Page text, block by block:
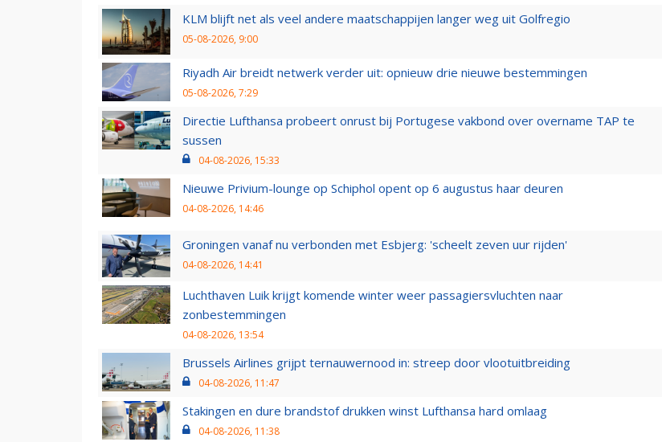
KLM blijft net als veel andere maatschappijen langer weg uit Golfregio
05-08-2026, 9:00
Riyadh Air breidt netwerk verder uit: opnieuw drie nieuwe bestemmingen
05-08-2026, 7:29
Directie Lufthansa probeert onrust bij Portugese vakbond over overname TAP te
sussen
04-08-2026, 15:33
Nieuwe Privium-lounge op Schiphol opent op 6 augustus haar deuren
04-08-2026, 14:46
Groningen vanaf nu verbonden met Esbjerg: 'scheelt zeven uur rijden'
04-08-2026, 14:41
Luchthaven Luik krijgt komende winter weer passagiersvluchten naar
zonbestemmingen
04-08-2026, 13:54
Brussels Airlines grijpt ternauwernood in: streep door vlootuitbreiding
04-08-2026, 11:47
Stakingen en dure brandstof drukken winst Lufthansa hard omlaag
04-08-2026, 11:38